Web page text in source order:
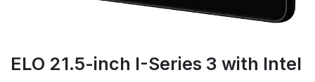
ELO 21.5-inch I-Series 3 with Intel